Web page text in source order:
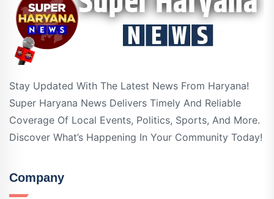
Stay Updated With The Latest News From Haryana!
Super Haryana News Delivers Timely And Reliable
Coverage Of Local Events, Politics, Sports, And More.
Discover What’s Happening In Your Community Today!
Company